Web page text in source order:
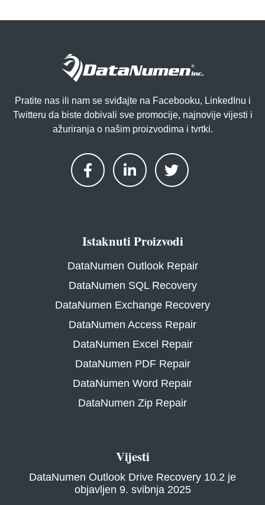
Pratite nas ili nam se sviđajte na Facebooku, LinkedInu i
Twitteru da biste dobivali sve promocije, najnovije vijesti i
ažuriranja o našim proizvodima i tvrtki.
Istaknuti Proizvodi
DataNumen Outlook Repair
DataNumen SQL Recovery
DataNumen Exchange Recovery
DataNumen Access Repair
DataNumen Excel Repair
DataNumen PDF Repair
DataNumen Word Repair
DataNumen Zip Repair
Vijesti
DataNumen Outlook Drive Recovery 10.2 je
objavljen 9. svibnja 2025